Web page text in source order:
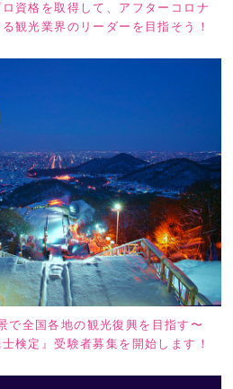
資格を取得して、アフターコロナ
観光業界のリーダーを目指そう！
で全国各地の観光復興を目指す〜
検定』受験者募集を開始します！